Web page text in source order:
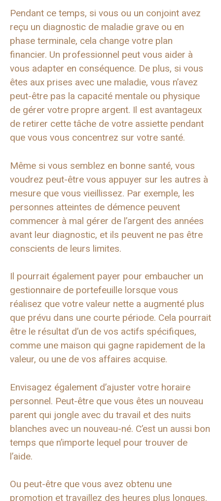
Pendant ce temps, si vous ou un conjoint avez
reçu un diagnostic de maladie grave ou en
phase terminale, cela change votre plan
financier. Un professionnel peut vous aider à
vous adapter en conséquence. De plus, si vous
êtes aux prises avec une maladie, vous n’avez
peut-être pas la capacité mentale ou physique
de gérer votre propre argent. Il est avantageux
de retirer cette tâche de votre assiette pendant
que vous vous concentrez sur votre santé.
Même si vous semblez en bonne santé, vous
voudrez peut-être vous appuyer sur les autres à
mesure que vous vieillissez. Par exemple, les
personnes atteintes de démence peuvent
commencer à mal gérer de l’argent des années
avant leur diagnostic, et ils peuvent ne pas être
conscients de leurs limites.
Il pourrait également payer pour embaucher un
gestionnaire de portefeuille lorsque vous
réalisez que votre valeur nette a augmenté plus
que prévu dans une courte période. Cela pourrait
être le résultat d’un de vos actifs spécifiques,
comme une maison qui gagne rapidement de la
valeur, ou une de vos affaires acquise.
Envisagez également d’ajuster votre horaire
personnel. Peut-être que vous êtes un nouveau
parent qui jongle avec du travail et des nuits
blanches avec un nouveau-né. C’est un aussi bon
temps que n’importe lequel pour trouver de
l’aide.
Ou peut-être que vous avez obtenu une
promotion et travaillez des heures plus longues.